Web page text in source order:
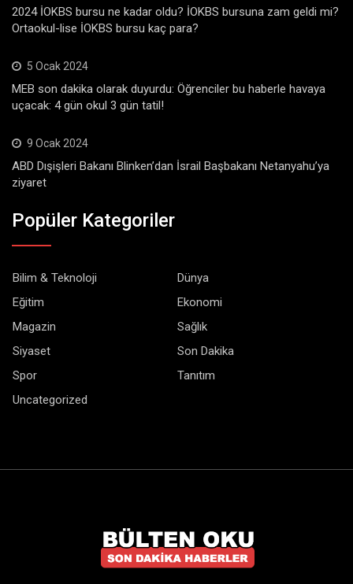
2024 İOKBS bursu ne kadar oldu? İOKBS bursuna zam geldi mi?
Ortaokul-lise İOKBS bursu kaç para?
5 Ocak 2024
MEB son dakika olarak duyurdu: Öğrenciler bu haberle havaya
uçacak: 4 gün okul 3 gün tatil!
9 Ocak 2024
ABD Dışişleri Bakanı Blinken’dan İsrail Başbakanı Netanyahu’ya
ziyaret
Popüler Kategoriler
Bilim & Teknoloji
Dünya
Eğitim
Ekonomi
Magazin
Sağlık
Siyaset
Son Dakika
Spor
Tanıtım
Uncategorized